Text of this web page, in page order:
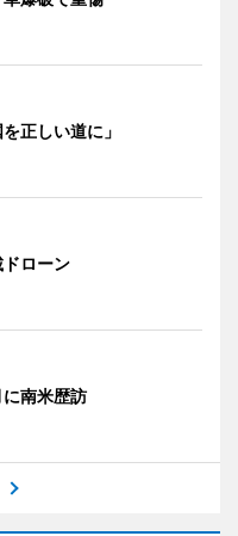
正しい道に」
ローン
南米歴訪